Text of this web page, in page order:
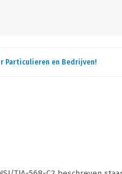
Particulieren en Bedrijven!